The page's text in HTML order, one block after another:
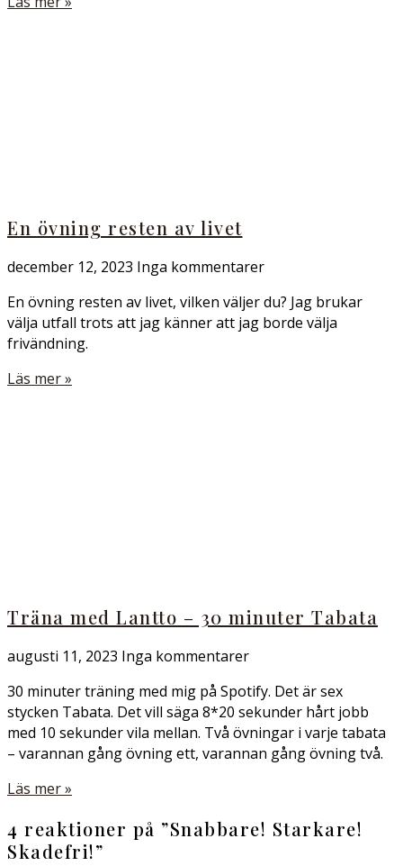
En övning resten av livet
december 12, 2023 Inga kommentarer
En övning resten av livet, vilken väljer du? Jag brukar
välja utfall trots att jag känner att jag borde välja
frivändning.
Läs mer »
Träna med Lantto – 30 minuter Tabata
augusti 11, 2023 Inga kommentarer
30 minuter träning med mig på Spotify. Det är sex
stycken Tabata. Det vill säga 8*20 sekunder hårt jobb
med 10 sekunder vila mellan. Två övningar i varje tabata
– varannan gång övning ett, varannan gång övning två.
Läs mer »
4 reaktioner på ”Snabbare! Starkare!
Skadefri!”